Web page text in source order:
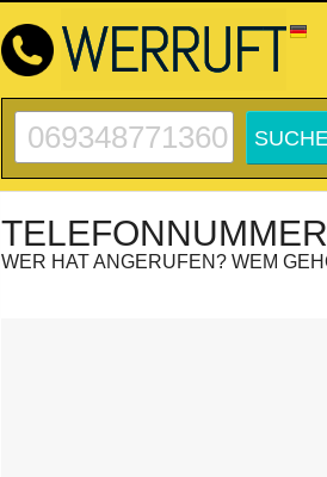
TELEFONNUMMER
WER HAT ANGERUFEN? WEM